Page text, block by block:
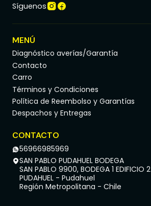
Síguenos
MENÚ
Diagnóstico averías/Garantía
Contacto
Carro
Términos y Condiciones
Política de Reembolso y Garantías
Despachos y Entregas
CONTACTO
56966985969
SAN PABLO PUDAHUEL BODEGA
SAN PABLO 9900, BODEGA 1 EDIFICIO 2
PUDAHUEL - Pudahuel
Región Metropolitana - Chile